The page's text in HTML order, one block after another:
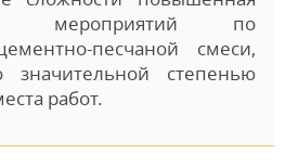
мероприятий по
песчаной смеси,
значительной степенью
работ.